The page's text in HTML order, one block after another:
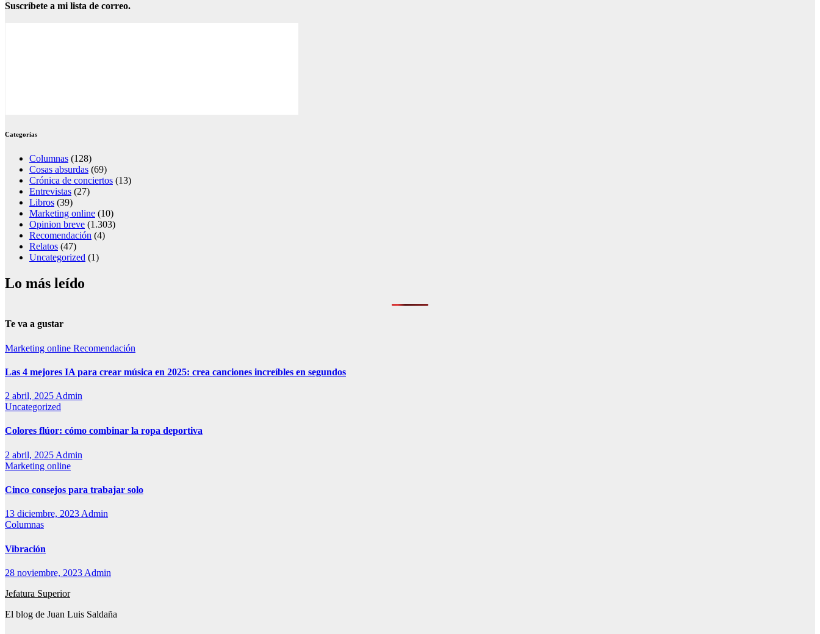
Suscríbete a mi lista de correo.
Categorías
Columnas (128)
Cosas absurdas (69)
Crónica de conciertos (13)
Entrevistas (27)
Libros (39)
Marketing online (10)
Opinion breve (1.303)
Recomendación (4)
Relatos (47)
Uncategorized (1)
Lo más leído
Te va a gustar
Marketing online Recomendación
Las 4 mejores IA para crear música en 2025: crea canciones increíbles en segundos
2 abril, 2025 Admin
Uncategorized
Colores flúor: cómo combinar la ropa deportiva
2 abril, 2025 Admin
Marketing online
Cinco consejos para trabajar solo
13 diciembre, 2023 Admin
Columnas
Vibración
28 noviembre, 2023 Admin
Jefatura Superior
El blog de Juan Luis Saldaña